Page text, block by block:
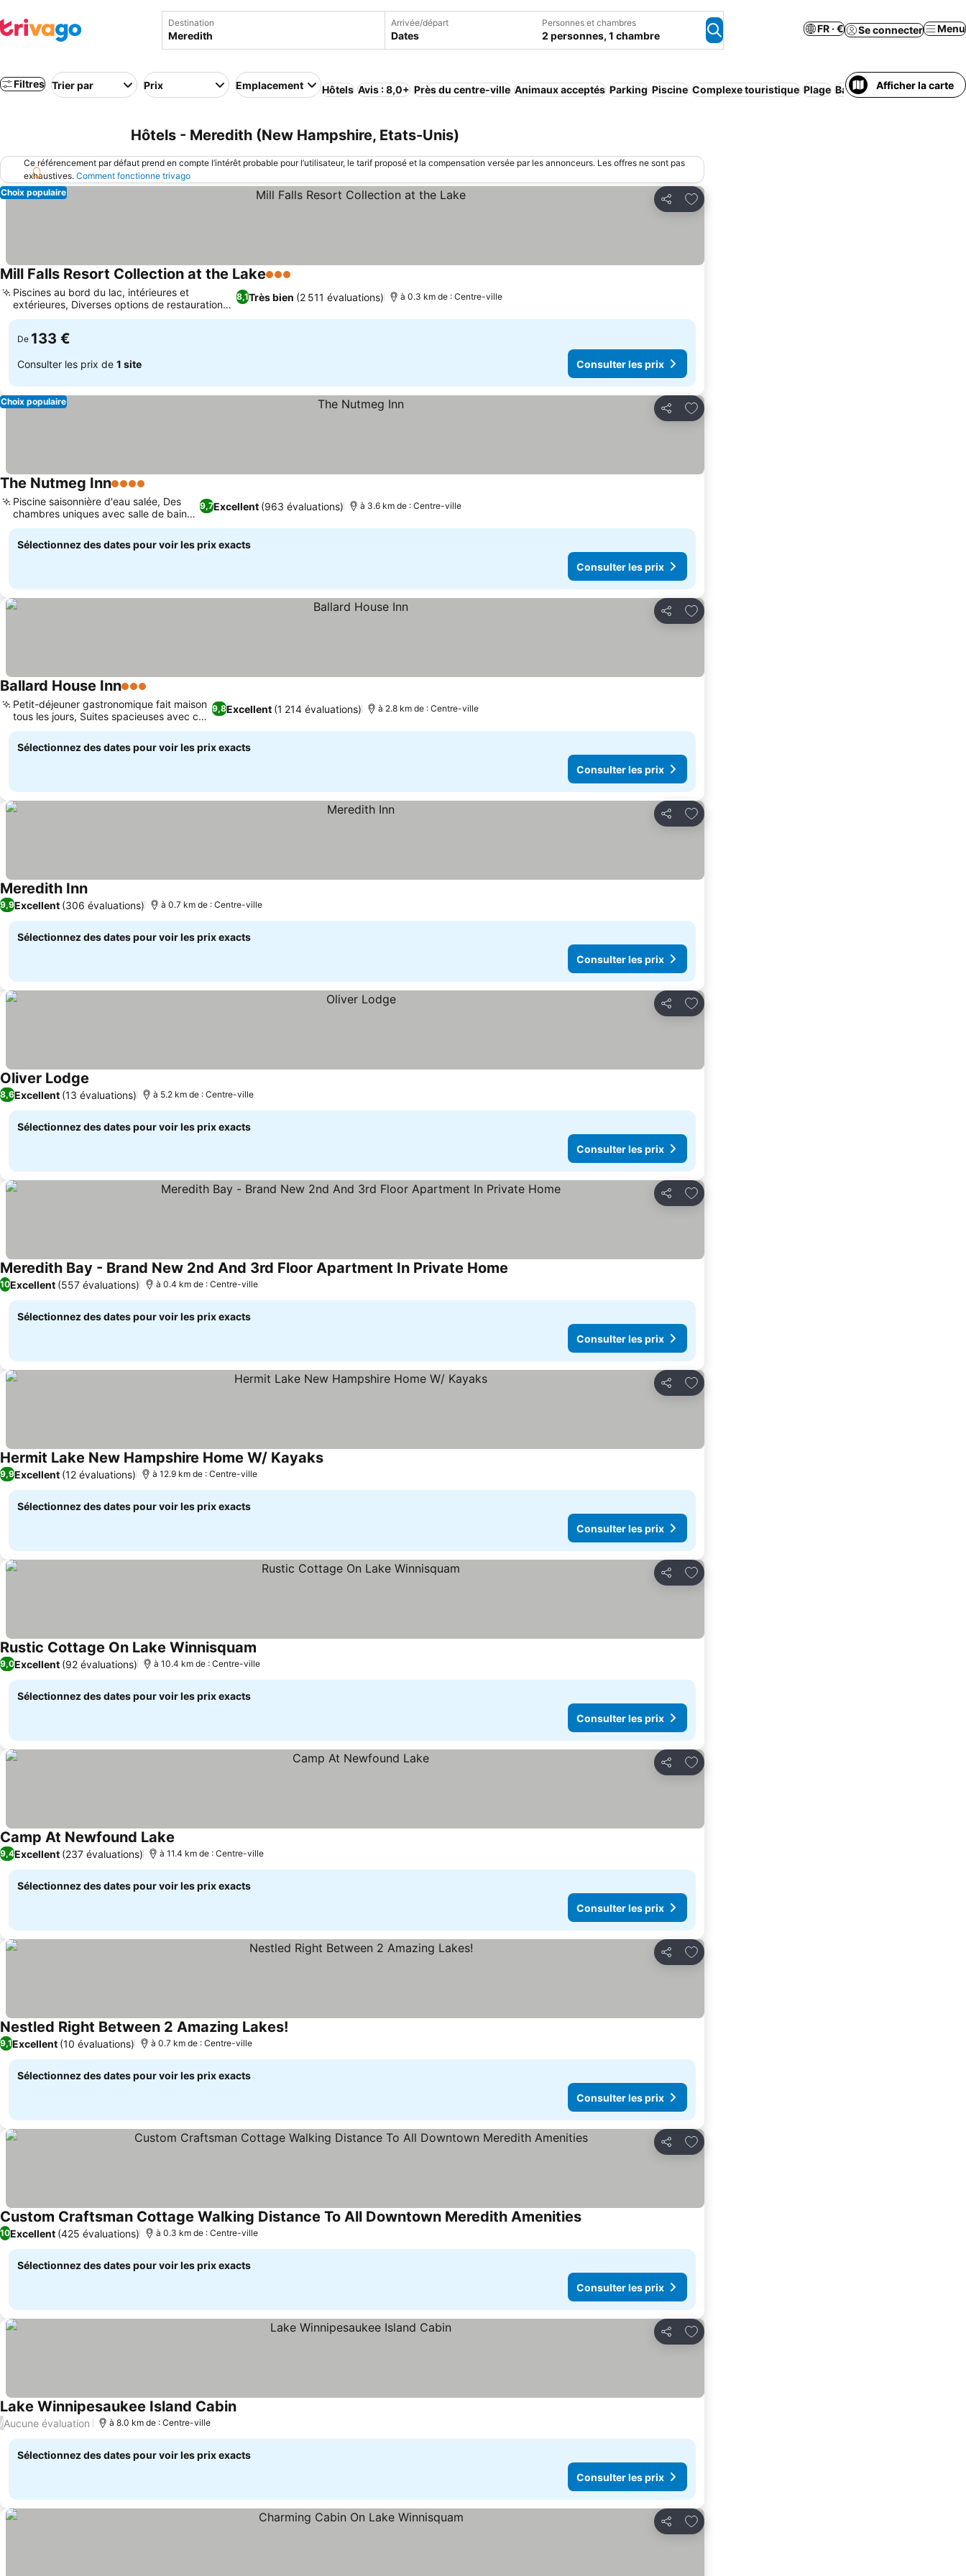
Destination Arrivée/départ
Dates
Personnes et chambres
2 personnes, 1 chambre
FR · € Se connecter Menu
Filtres Trier par Prix Emplacement Hôtels Avis : 8,0+ Près du centre-ville Animaux acceptés Parking Piscine Complexe touristique Plage Bain à remousAfficher la carte
Hôtels - Meredith (New Hampshire, Etats-Unis)
Ce référencement par défaut prend en compte l’intérêt probable pour l’utilisateur, le tarif proposé et la compensation versée par les annonceurs. Les offres ne sont pas
exhaustives. Comment fonctionne trivago
Partager
Ajouter à mes favoris
Choix populaire
Mill Falls Resort Collection at the Lake3 Étoiles
8,1Très bien (2 511 évaluations)
Piscines au bord du lac, intérieures et
extérieures, Diverses options de restauration
au Mill Falls Marketplace
à 0.3 km de : Centre-ville
De 133 €
Consulter les prix de 1 site Consulter les prix
Partager
Ajouter à mes favoris
Choix populaire
The Nutmeg Inn4 Étoiles
9,7Excellent (963 évaluations)
Piscine saisonnière d'eau salée, Des
chambres uniques avec salle de bain
privée
à 3.6 km de : Centre-ville
Sélectionnez des dates pour voir les prix exacts
Consulter les prix
Partager
Ajouter à mes favoris
Ballard House Inn3 Étoiles
9,8Excellent (1 214 évaluations)
Petit-déjeuner gastronomique fait maison
tous les jours, Suites spacieuses avec coin
salon
à 2.8 km de : Centre-ville
Sélectionnez des dates pour voir les prix exacts
Consulter les prix
Partager
Ajouter à mes favoris
Meredith Inn
9,9Excellent (306 évaluations) à 0.7 km de : Centre-ville
Sélectionnez des dates pour voir les prix exacts
Consulter les prix
Partager
Ajouter à mes favoris
Oliver Lodge
8,6Excellent (13 évaluations) à 5.2 km de : Centre-ville
Sélectionnez des dates pour voir les prix exacts
Consulter les prix
Partager
Ajouter à mes favoris
Meredith Bay - Brand New 2nd And 3rd Floor Apartment In Private Home
10Excellent (557 évaluations) à 0.4 km de : Centre-ville
Sélectionnez des dates pour voir les prix exacts
Consulter les prix
Partager
Ajouter à mes favoris
Hermit Lake New Hampshire Home W/ Kayaks
9,9Excellent (12 évaluations) à 12.9 km de : Centre-ville
Sélectionnez des dates pour voir les prix exacts
Consulter les prix
Partager
Ajouter à mes favoris
Rustic Cottage On Lake Winnisquam
9,0Excellent (92 évaluations) à 10.4 km de : Centre-ville
Sélectionnez des dates pour voir les prix exacts
Consulter les prix
Partager
Ajouter à mes favoris
Camp At Newfound Lake
9,4Excellent (237 évaluations) à 11.4 km de : Centre-ville
Sélectionnez des dates pour voir les prix exacts
Consulter les prix
Partager
Ajouter à mes favoris
Nestled Right Between 2 Amazing Lakes!
9,1Excellent (10 évaluations) à 0.7 km de : Centre-ville
Sélectionnez des dates pour voir les prix exacts
Consulter les prix
Partager
Ajouter à mes favoris
Custom Craftsman Cottage Walking Distance To All Downtown Meredith Amenities
10Excellent (425 évaluations) à 0.3 km de : Centre-ville
Sélectionnez des dates pour voir les prix exacts
Consulter les prix
Partager
Ajouter à mes favoris
Lake Winnipesaukee Island Cabin
/Aucune évaluation à 8.0 km de : Centre-ville
Sélectionnez des dates pour voir les prix exacts
Consulter les prix
Partager
Ajouter à mes favoris